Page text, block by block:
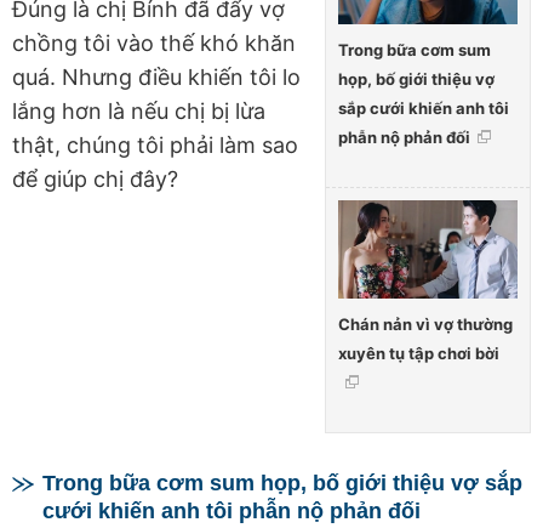
Trong bữa cơm sum
họp, bố giới thiệu vợ
sắp cưới khiến anh tôi
phẫn nộ phản đối
Chán nản vì vợ thường
xuyên tụ tập chơi bời
Đúng là chị Bính đã đẩy vợ
chồng tôi vào thế khó khăn
quá. Nhưng điều khiến tôi lo
lắng hơn là nếu chị bị lừa
thật, chúng tôi phải làm sao
để giúp chị đây?
Trong bữa cơm sum họp, bố giới thiệu vợ sắp
cưới khiến anh tôi phẫn nộ phản đối